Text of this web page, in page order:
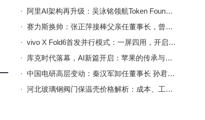
阿里AI架构再升级：吴泳铭领航Token Foundry，周靖人升首席科学家布局未来
赛力斯换帅：张正萍接棒父亲任董事长，曾力推与华为合作创辉煌
vivo X Fold6首发并行模式：一屏四用，开启折叠屏多任务处理新时代
库克时代落幕，AI新篇开启：苹果的传承与革新之路
中国电研高层变动：秦汉军卸任董事长 孙君光接棒引领新征程
河北玻璃钢阀门保温壳价格解析：成本、工艺与需求如何影响定价？